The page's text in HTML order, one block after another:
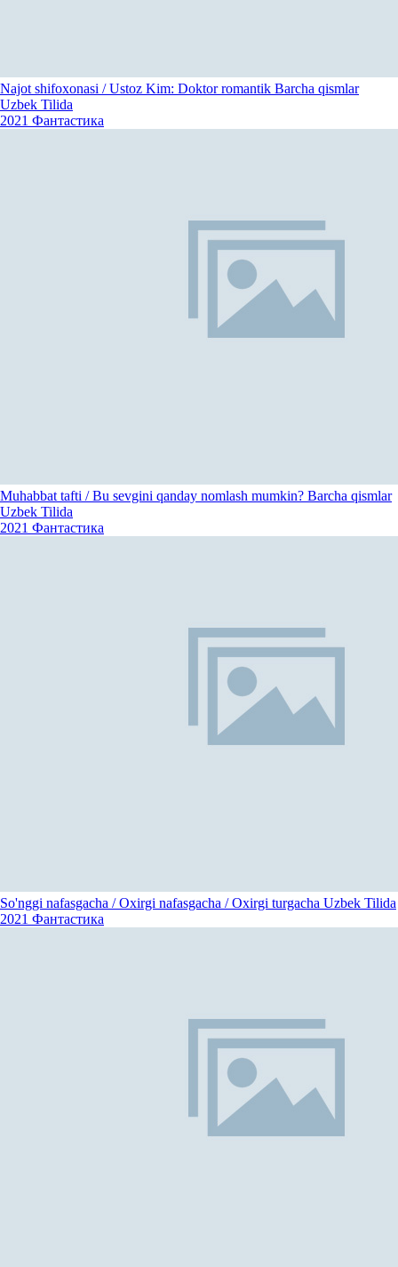
Najot shifoxonasi / Ustoz Kim: Doktor romantik Barcha qismlar
Uzbek Tilida
2021 Фантастика
Muhabbat tafti / Bu sevgini qanday nomlash mumkin? Barcha qismlar
Uzbek Tilida
2021 Фантастика
So'nggi nafasgacha / Oxirgi nafasgacha / Oxirgi turgacha Uzbek Tilida
2021 Фантастика